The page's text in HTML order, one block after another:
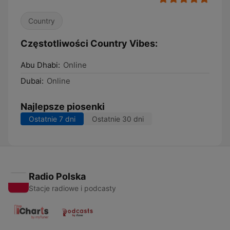
Country
Częstotliwości Country Vibes:
Abu Dhabi: Online
Dubai: Online
Najlepsze piosenki
Ostatnie 7 dni Ostatnie 30 dni
Radio Polska
Stacje radiowe i podcasty